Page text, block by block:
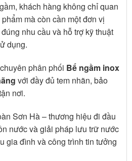
khách hàng không chỉ quan
mà còn cần một đơn vị
nhu cầu và hỗ trợ kỹ thuật
dụng.
chuyên phân phối Bể ngầm inox
với đầy đủ tem nhãn, bảo
nơi.
Sơn Hà– thương hiệu đi đầu
nước và giải pháp lưu trữ nước
gia đình và công trình tin tưởng